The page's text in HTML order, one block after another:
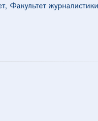
Факультет журналистики